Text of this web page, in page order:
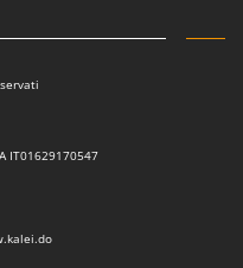
IT01629170547